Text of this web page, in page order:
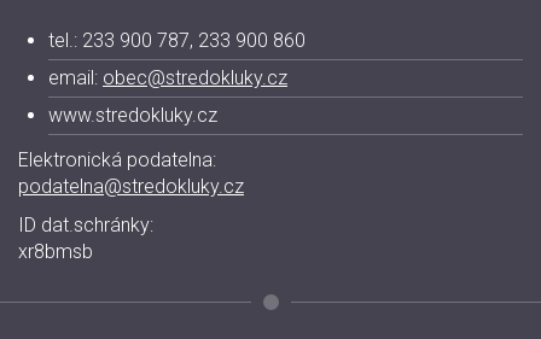
tel.: 233 900 787, 233 900 860
email: obec@stredokluky.cz
www.stredokluky.cz
Elektronická podatelna:
podatelna@stredokluky.cz
ID dat.schránky:
xr8bmsb